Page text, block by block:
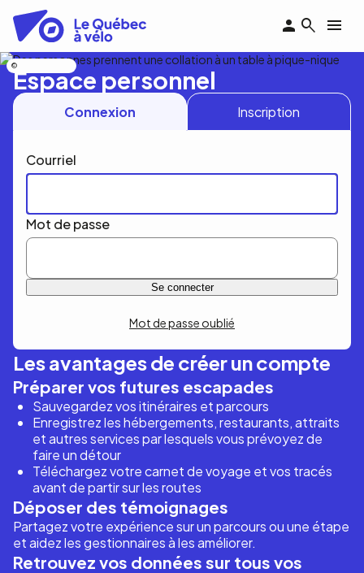
contenu
principal
Espace personnel
Connexion Inscription
Courriel
Mot de passe
Mot de passe oublié
Les avantages de créer un compte
Préparer vos futures escapades
Sauvegardez vos itinéraires et parcours
Enregistrez les hébergements, restaurants, attraits
et autres services par lesquels vous prévoyez de
faire un détour
Téléchargez votre carnet de voyage et vos tracés
avant de partir sur les routes
Déposer des témoignages
Partagez votre expérience sur un parcours ou une étape
et aidez les gestionnaires à les améliorer.
Retrouvez vos données sur tous vos